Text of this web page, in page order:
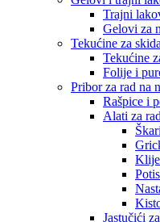
Trajni
Gelovi za
Tekućine za
Tekućine
Folije i
Pribor za rad na
Rašpice i
Alati za
Jastučići